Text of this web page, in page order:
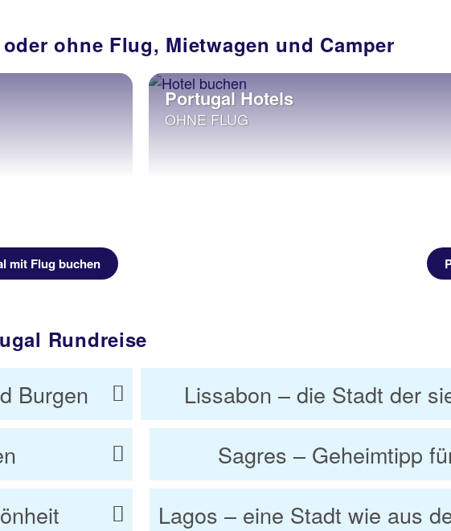
ohne Flug, Mietwagen und Camper
mit Flug buchen
Portugal Hotels
OHNE FLUG
Rundreise
Burgen
Lissabon – die Stadt der
Sagres – Geheimtipp
Lagos – eine Stadt wie aus